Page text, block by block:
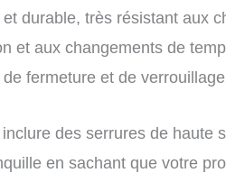
durable, très résistant
et aux changements de
fermeture et de
des serrures de haute
en sachant que votre